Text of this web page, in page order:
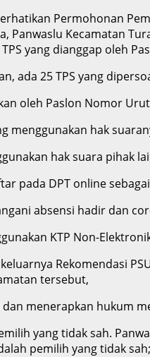
Permohonan
Panwaslu Kecamatan
yang dianggap oleh
ada 25 TPS yang
oleh Paslon Nomor
menggunakan hak
hak suara pihak
pada DPT online
absensi hadir dan
KTP Non-
Rekomendasi
tersebut,
menerapkan hukum
yang tidak sah.
pemilih yang tidak sah;